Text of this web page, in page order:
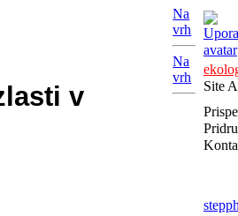
Site
Citiram
v
Na
vrh
Na
vrh